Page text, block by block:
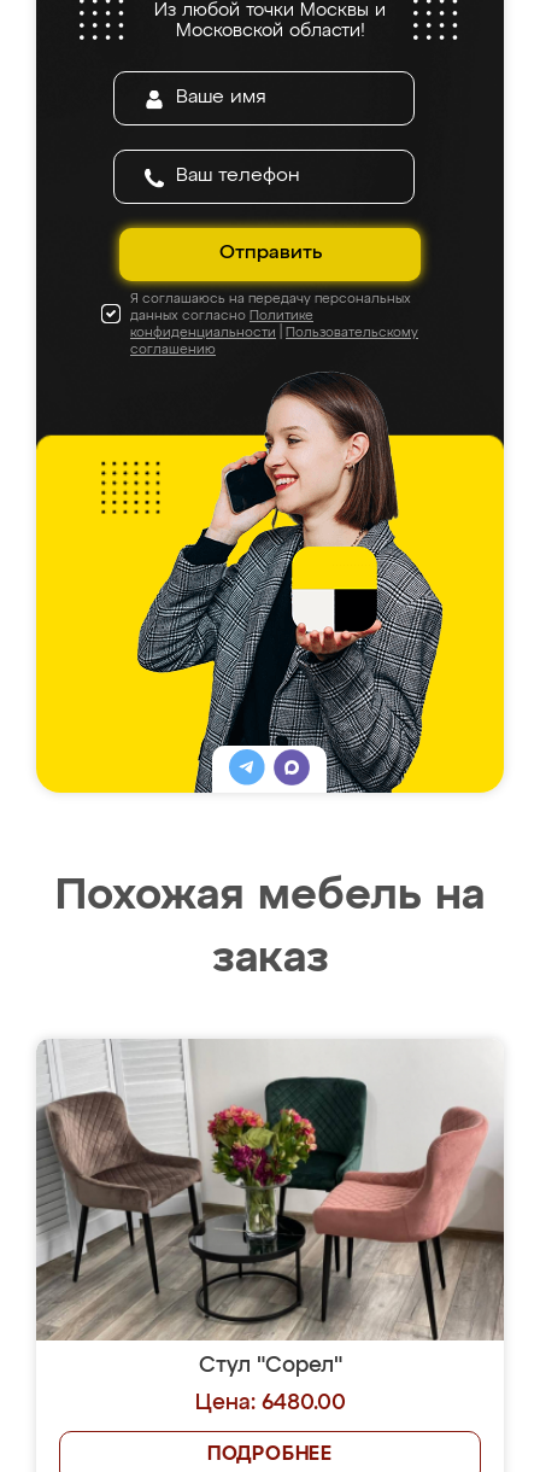
Из любой точки Москвы и
Московской области!
Отправить
Я соглашаюсь на передачу персональных
данных согласно Политике
конфиденциальности
Пользовательскому
соглашению
Похожая мебель на
заказ
Стул "Сорел"
Цена: 6480.00
ПОДРОБНЕЕ